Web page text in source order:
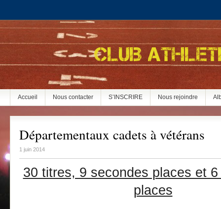
Accueil Nous contacter S’INSCRIRE Nous rejoindre
Départementaux cadets à vétérans
1 juin 2014
30 titres, 9 secondes places et
places